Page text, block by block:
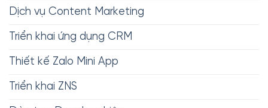
Dịch vụ Content Marketing
Triển khai ứng dụng CRM
Thiết kế Zalo Mini App
Triển khai ZNS